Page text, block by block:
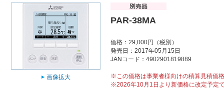
画像拡大
PAR-38MA
価格：29,000円（税別）
発売日：2017年05月15日
JANコード：4902901819889
※この価格は事業者様向けの積算見積価
※2026年10月1日より新価格に改定予定